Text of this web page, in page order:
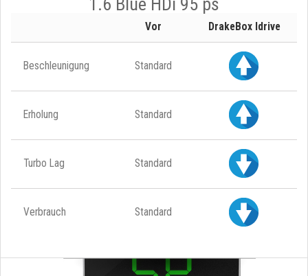
Vor DrakeBox Idrive
Beschleunigung Standard
Erholung Standard
Turbo Lag Standard
Verbrauch Standard